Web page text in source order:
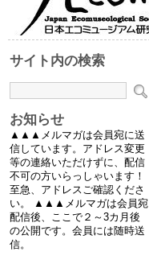
サイト内の検索
お知らせ
▲▲▲メルマガは会員宛に送
信しています。アドレス変更
等の連絡いただけずに、配信
不可の方いらっしゃいます！
至急、アドレスご確認くださ
い。 ▲▲▲メルマガは会員宛
配信後、ここで２～3カ月後
の公開です。会員には随時送
信。